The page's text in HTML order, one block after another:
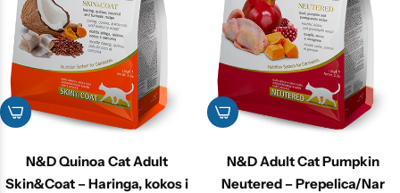
N&D Quinoa Cat Adult
Skin&Coat – Haringa, kokos i
N&D Adult Cat Pumpkin
Neutered – Prepelica/Nar